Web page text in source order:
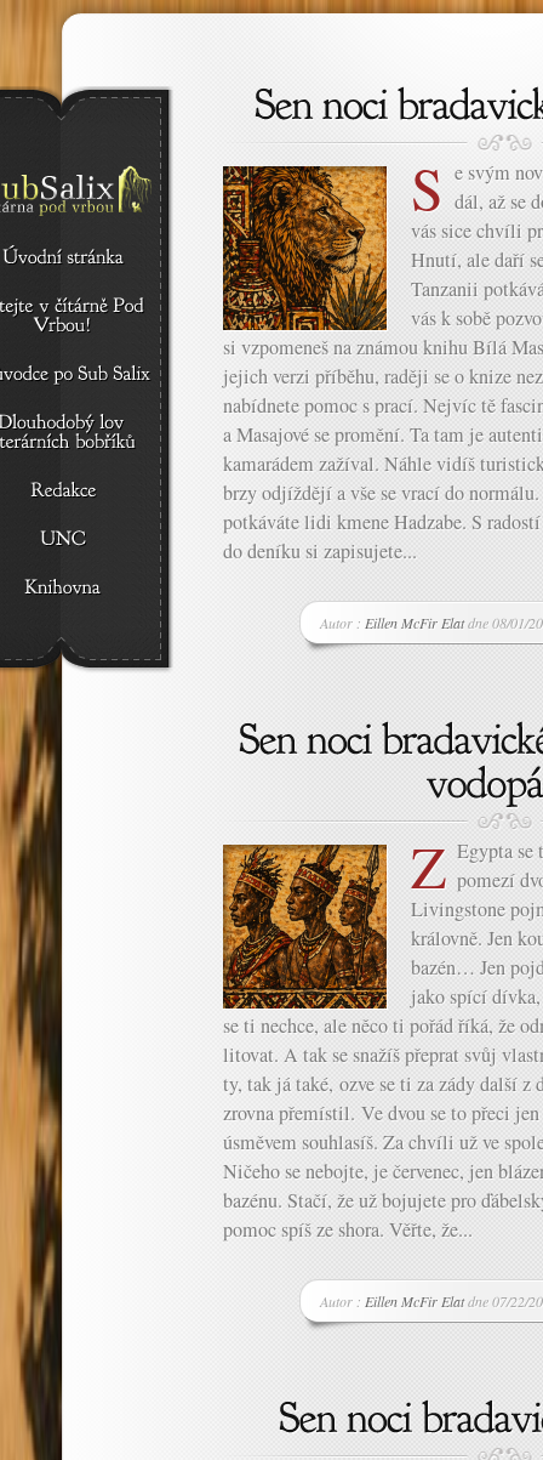
S e svým
dál, až se
vás sice chvíli
Hnutí, ale daří
Tanzanii
vás k sobě
si vzpomeneš na známou knihu Bílá
jejich verzi příběhu, raději se o knize
nabídnete pomoc s prací. Nejvíc tě
a Masajové se promění. Ta tam je
kamarádem zažíval. Náhle vidíš
brzy odjíždějí a vše se vrací do
potkáváte lidi kmene Hadzabe. S
do deníku si zapisujete...
Autor : Eillen McFir Elatdne 08/01/
Z Egypta se
pomezí
Livingstone
královně. Jen
bazén… Jen
jako spící
se ti nechce, ale něco ti pořád říká, že
litovat. A tak se snažíš přeprat svůj
ty, tak já také, ozve se ti za zády další z
zrovna přemístil. Ve dvou se to přeci
úsměvem souhlasíš. Za chvíli už ve
Ničeho se nebojte, je červenec, jen
bazénu. Stačí, že už bojujete pro
pomoc spíš ze shora. Věřte, že...
Autor : Eillen McFir Elatdne 07/22/